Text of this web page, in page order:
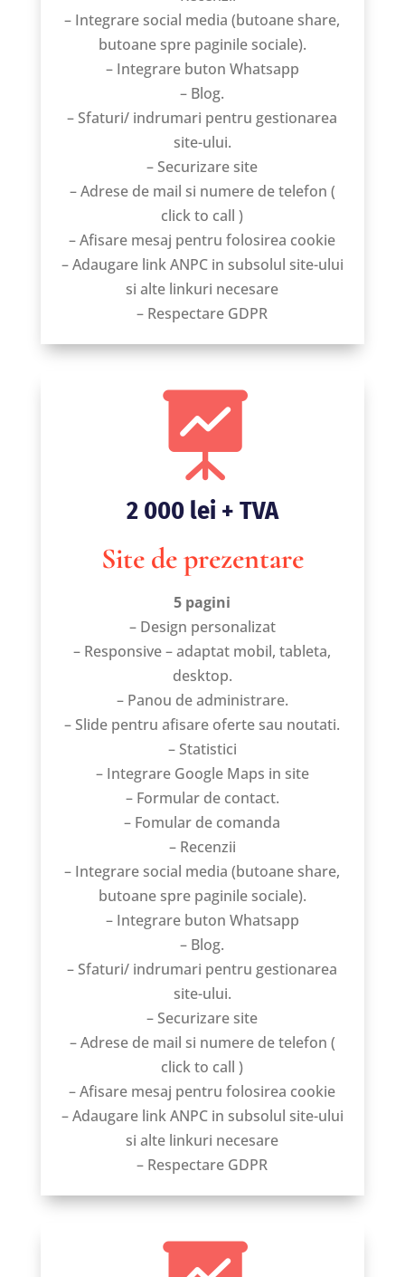
– Integrare social media (butoane share,
butoane spre paginile sociale).
– Integrare buton Whatsapp
– Blog.
– Sfaturi/ indrumari pentru gestionarea
site-ului.
– Securizare site
– Adrese de mail si numere de telefon (
click to call )
– Afisare mesaj pentru folosirea cookie
– Adaugare link ANPC in subsolul site-ului
si alte linkuri necesare
– Respectare GDPR

2 000 lei + TVA
Site de prezentare
5 pagini
– Design personalizat
– Responsive – adaptat mobil, tableta,
desktop.
– Panou de administrare.
– Slide pentru afisare oferte sau noutati.
– Statistici
– Integrare Google Maps in site
– Formular de contact.
– Fomular de comanda
– Recenzii
– Integrare social media (butoane share,
butoane spre paginile sociale).
– Integrare buton Whatsapp
– Blog.
– Sfaturi/ indrumari pentru gestionarea
site-ului.
– Securizare site
– Adrese de mail si numere de telefon (
click to call )
– Afisare mesaj pentru folosirea cookie
– Adaugare link ANPC in subsolul site-ului
si alte linkuri necesare
– Respectare GDPR